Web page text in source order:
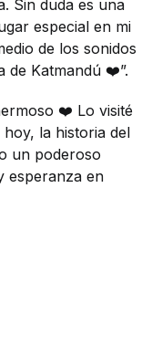
Sin duda es una
especial en mi
de los sonidos
de Katmandú ❤️”.
❤️ Lo visité
la historia del
un poderoso
esperanza en